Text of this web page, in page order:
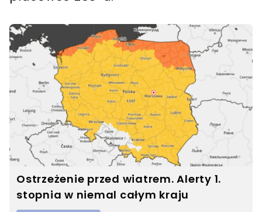
Ostrzeżenie przed wiatrem. Alerty 1.
stopnia w niemal całym kraju